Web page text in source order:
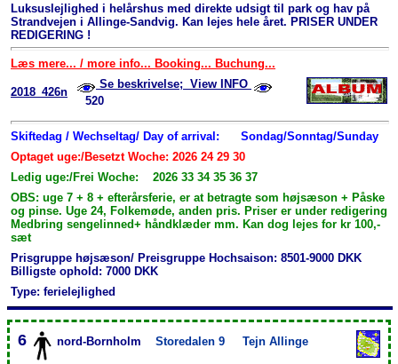
Luksuslejlighed i helårshus med direkte udsigt til park og hav på
Strandvejen i Allinge-Sandvig. Kan lejes hele året. PRISER UNDER
REDIGERING !
Læs mere... / more info... Booking... Buchung...
2018_426n
Se beskrivelse; View INFO
520
Skiftedag / Wechseltag/ Day of arrival: Sondag/Sonntag/Sunday
Optaget uge:/Besetzt Woche: 2026 24 29 30
Ledig uge:/Frei Woche: 2026 33 34 35 36 37
OBS: uge 7 + 8 + efterårsferie, er at betragte som højsæson + Påske
og pinse. Uge 24, Folkemøde, anden pris. Priser er under redigering
Medbring sengelinned+ håndklæder mm. Kan dog lejes for kr 100,-
sæt
Prisgruppe højsæson/ Preisgruppe Hochsaison: 8501-9000 DKK
Billigste ophold: 7000 DKK
Type: ferielejlighed
6 nord-Bornholm Storedalen 9 Tejn Allinge